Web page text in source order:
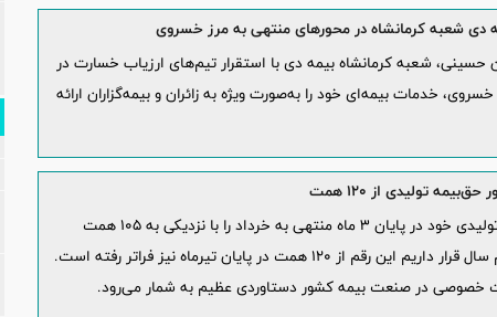
دی شعبه کرمانشاه در محورهای منتهی به مرز خسروی
حسینی، شعبه کرمانشاه بیمه دی با استقرار تیم‌های ارزیاب خسارت در
خدمات بیمه‌ای خود را به‌صورت ویژه به زائران و بیمه‌گزاران ارائه
تولیدی از 120 همت
شرکت بیمه دی رکورد حق بیمه تولیدی خود در پایان 3 ماه منتهی به خرداد را با نزدیکی به 105 همت
شکست و اکنون که در ماه پنجم سال قرار داریم این رقم از 120 همت در پایان تیرماه نیز فراتر رفته است.
خصوصی در صنعت بیمه کشور دستاوردی عظیم به شمار می‌رود.